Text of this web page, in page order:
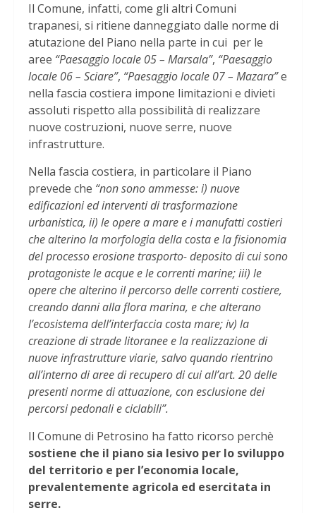
Il Comune, infatti, come gli altri Comuni
trapanesi, si ritiene danneggiato dalle norme di
atutazione del Piano nella parte in cui per le
aree “Paesaggio locale 05 – Marsala”, “Paesaggio
locale 06 – Sciare”, “Paesaggio locale 07 – Mazara”e
nella fascia costiera impone limitazioni e divieti
assoluti rispetto alla possibilità di realizzare
nuove costruzioni, nuove serre, nuove
infrastrutture.
Nella fascia costiera, in particolare il Piano
prevede che “non sono ammesse: i) nuove
edificazioni ed interventi di trasformazione
urbanistica, ii) le opere a mare e i manufatti costieri
che alterino la morfologia della costa e la fisionomia
del processo erosione trasporto- deposito di cui sono
protagoniste le acque e le correnti marine; iii) le
opere che alterino il percorso delle correnti costiere,
creando danni alla flora marina, e che alterano
l’ecosistema dell’interfaccia costa mare; iv) la
creazione di strade litoranee e la realizzazione di
nuove infrastrutture viarie, salvo quando rientrino
all’interno di aree di recupero di cui all’art. 20 delle
presenti norme di attuazione, con esclusione dei
percorsi pedonali e ciclabili”.
Il Comune di Petrosino ha fatto ricorso perchè
sostiene che il piano sia lesivo per lo sviluppo
del territorio e per l’economia locale,
prevalentemente agricola ed esercitata in
serre.